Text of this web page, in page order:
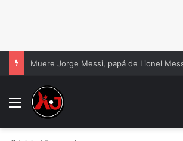
Muere Jorge Messi, papá de Lionel
Menu